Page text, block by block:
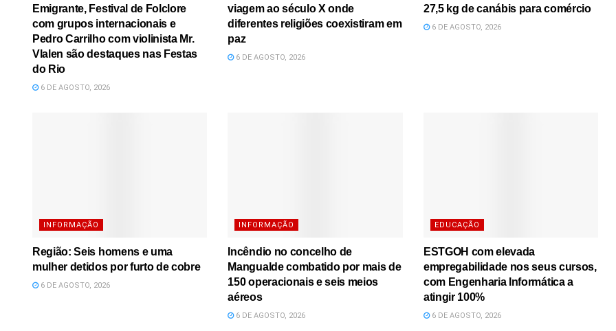
Emigrante, Festival de Folclore
com grupos internacionais e
Pedro Carrilho com violinista Mr.
Vlalen são destaques nas Festas
do Rio
6 DE AGOSTO, 2026
viagem ao século X onde
diferentes religiões coexistiram em
paz
6 DE AGOSTO, 2026
27,5 kg de canábis para comércio
6 DE AGOSTO, 2026
INFORMAÇÃO
Região: Seis homens e uma
mulher detidos por furto de cobre
6 DE AGOSTO, 2026
INFORMAÇÃO
Incêndio no concelho de
Mangualde combatido por mais de
150 operacionais e seis meios
aéreos
6 DE AGOSTO, 2026
EDUCAÇÃO
ESTGOH com elevada
empregabilidade nos seus cursos,
com Engenharia Informática a
atingir 100%
6 DE AGOSTO, 2026